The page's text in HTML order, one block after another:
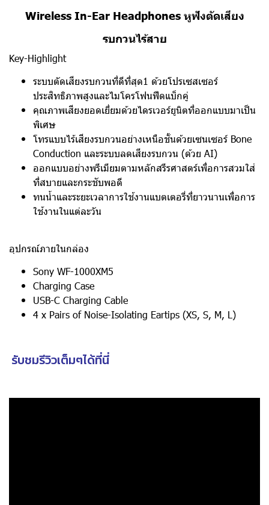
Wireless In-Ear Headphones หูฟังตัดเสียง
รบกวนไร้สาย
Key-Highlight
ระบบตัดเสียงรบกวนที่ดีที่สุด1 ด้วยโปรเซสเซอร์
ประสิทธิภาพสูงและไมโครโฟนฟีดแบ็กคู่
คุณภาพเสียงยอดเยี่ยมด้วยไดรเวอร์ยูนิตที่ออกแบบมาเป็น
พิเศษ
โทรแบบไร้เสียงรบกวนอย่างเหนือชั้นด้วยเซนเซอร์ Bone
Conduction และระบบลดเสียงรบกวน (ด้วย AI)
ออกแบบอย่างพรีเมียมตามหลักสรีรศาสตร์เพื่อการสวมใส่
ที่สบายและกระชับพอดี
ทนน้ำและระยะเวลาการใช้งานแบตเตอรี่ที่ยาวนานเพื่อการ
ใช้งานในแต่ละวัน
อุปกรณ์ภายในกล่อง
Sony WF-1000XM5
Charging Case
USB-C Charging Cable
4 x Pairs of Noise-Isolating Eartips (XS, S, M, L)
รับชมรีวิวเต็มๆได้ที่นี่